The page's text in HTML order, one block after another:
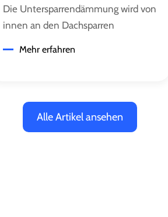
Die Untersparrendämmung wird von
innen an den Dachsparren
Einsatz einer
Untersparrendämmung? Und
Mehr erfahren
Alle Artikel ansehen